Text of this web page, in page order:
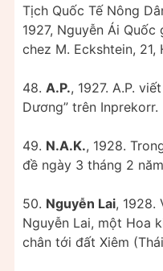
Tịch Quốc Tế Nông
1927, Nguyễn Ái
chez M. Eckshtein, 21,
48. A.P., 1927. A.P.
Dương” trên Inprekorr.
49. N.A.K., 1928.
đề ngày 3 tháng 2
50. Nguyễn Lai, 1928.
Nguyễn Lai, một Hoa
chân tới đất Xiêm